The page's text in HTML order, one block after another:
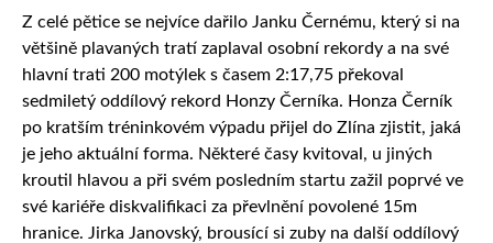
Z celé pětice se nejvíce dařilo Janku Černému, který si na
většině plavaných tratí zaplaval osobní rekordy a na své
hlavní trati 200 motýlek s časem 2:17,75 překoval
sedmiletý oddílový rekord Honzy Černíka. Honza Černík
po kratším tréninkovém výpadu přijel do Zlína zjistit, jaká
je jeho aktuální forma. Některé časy kvitoval, u jiných
kroutil hlavou a při svém posledním startu zažil poprvé ve
své kariéře diskvalifikaci za převlnění povolené 15m
hranice. Jirka Janovský, brousící si zuby na další oddílový